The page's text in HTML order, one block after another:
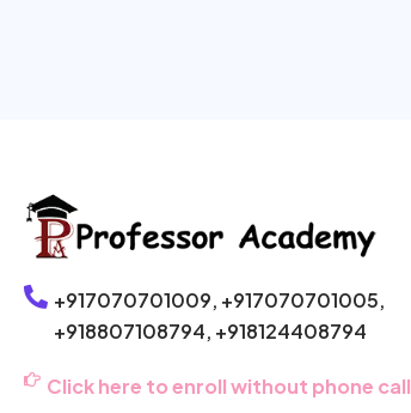
+917070701009, +917070701005,
+918807108794, +918124408794
Click here to enroll without phone call